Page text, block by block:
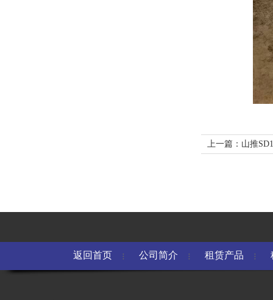
上一篇：山推
返回首页 公司简介 租赁产品